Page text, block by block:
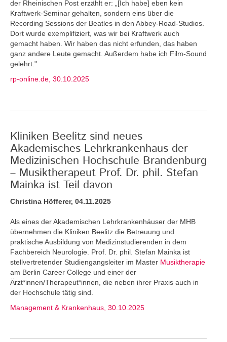
der Rheinischen Post erzählt er: „[Ich habe] eben kein
Kraftwerk-Seminar gehalten, sondern eins über die
Recording Sessions der Beatles in den Abbey-Road-Studios.
Dort wurde exemplifiziert, was wir bei Kraftwerk auch
gemacht haben. Wir haben das nicht erfunden, das haben
ganz andere Leute gemacht. Außerdem habe ich Film-Sound
gelehrt."
rp-online.de, 30.10.2025
Kliniken Beelitz sind neues
Akademisches Lehrkrankenhaus der
Medizinischen Hochschule Brandenburg
– Musiktherapeut Prof. Dr. phil. Stefan
Mainka ist Teil davon
Christina Höfferer, 04.11.2025
Als eines der Akademischen Lehrkrankenhäuser der MHB
übernehmen die Kliniken Beelitz die Betreuung und
praktische Ausbildung von Medizinstudierenden in dem
Fachbereich Neurologie. Prof. Dr. phil. Stefan Mainka ist
stellvertretender Studiengangsleiter im Master Musiktherapie
am Berlin Career College und einer der
Ärzt*innen/Therapeut*innen, die neben ihrer Praxis auch in
der Hochschule tätig sind.
Management & Krankenhaus, 30.10.2025